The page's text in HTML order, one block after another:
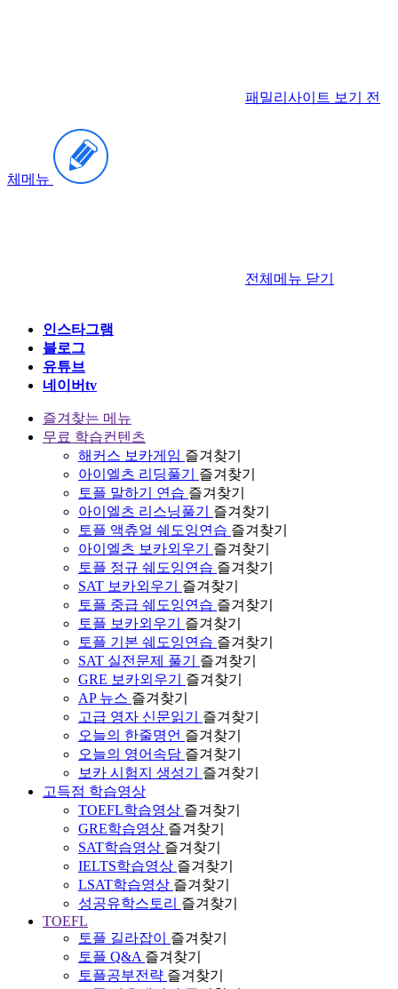
패밀리사이트 보기 전
체메뉴
전체메뉴 닫기
인스타그램
블로그
유튜브
네이버tv
즐겨찾는 메뉴
무료 학습컨텐츠
해커스 보카게임 즐겨찾기
아이엘츠 리딩풀기
즐겨찾기
토플 말하기 연습 즐겨찾기
아이엘츠 리스닝풀기
즐겨찾기
토플 액츄얼 쉐도잉연습 즐겨찾기
아이엘츠 보카외우기
즐겨찾기
토플 정규 쉐도잉연습 즐겨찾기
SAT 보카외우기
즐겨찾기
토플 중급 쉐도잉연습 즐겨찾기
토플 보카외우기
즐겨찾기
토플 기본 쉐도잉연습 즐겨찾기
SAT 실전문제 풀기
즐겨찾기
GRE 보카외우기
즐겨찾기
AP 뉴스 즐겨찾기
고급 영자 신문읽기
즐겨찾기
오늘의 한줄명언 즐겨찾기
오늘의 영어속담 즐겨찾기
보카 시험지 생성기
즐겨찾기
고득점 학습영상
TOEFL학습영상 즐겨찾기
GRE학습영상 즐겨찾기
SAT학습영상 즐겨찾기
IELTS학습영상 즐겨찾기
LSAT학습영상 즐겨찾기
성공유학스토리 즐겨찾기
TOEFL
토플 길라잡이
즐겨찾기
토플 Q&A 즐겨찾기
토플공부전략 즐겨찾기